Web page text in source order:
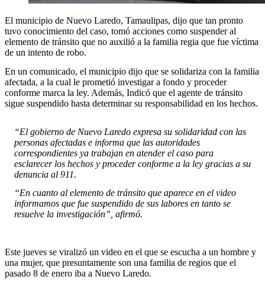
El municipio de Nuevo Laredo, Tamaulipas, dijo que tan pronto
tuvo conocimiento del caso, tomó acciones como suspender al
elemento de tránsito que no auxilió a la familia regia que fue víctima
de un intento de robo.
En un comunicado, el municipio dijo que se solidariza con la familia
afectada, a la cual le prometió investigar a fondo y proceder
conforme marca la ley. Además, Indicó que el agente de tránsito
sigue suspendido hasta determinar su responsabilidad en los hechos.
“El gobierno de Nuevo Laredo expresa su solidaridad con las
personas afectadas e informa que las autoridades
correspondientes ya trabajan en atender el caso para
esclarecer los hechos y proceder conforme a la ley gracias a su
denuncia al 911.
“En cuanto al elemento de tránsito que aparece en el video
informamos que fue suspendido de sus labores en tanto se
resuelve la investigación”, afirmó.
Este jueves se viralizó un video en el que se escucha a un hombre y
una mujer, que presuntamente son una familia de regios que el
pasado 8 de enero iba a Nuevo Laredo.